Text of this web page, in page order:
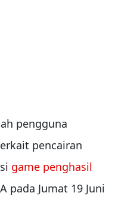
pengguna
pencairan
game penghasil
pada Jumat 19 Juni